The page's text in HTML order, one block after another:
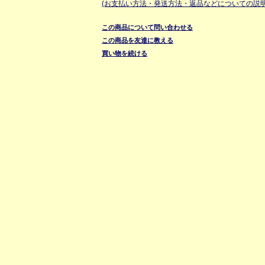
(お支払い方法・発送方法・返品などについての説
この商品について問い合わせる
この商品を友達に教える
買い物を続ける